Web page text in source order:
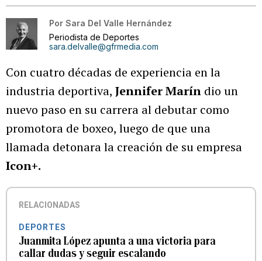
Por Sara Del Valle Hernández
Periodista de Deportes
sara.delvalle@gfrmedia.com
Con cuatro décadas de experiencia en la
industria deportiva, Jennifer Marín dio un
nuevo paso en su carrera al debutar como
promotora de boxeo, luego de que una
llamada detonara la creación de su empresa
Icon+.
RELACIONADAS
DEPORTES
Juanmita López apunta a una victoria para
callar dudas y seguir escalando